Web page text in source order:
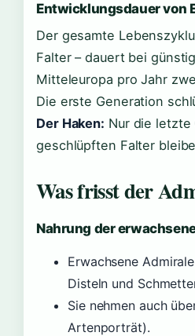
Entwicklungsdauer von
Der gesamte
Falter – dauert bei
Mitteleuropa pro Jahr
Die erste Generation
Der Haken: Nur die letzte
geschlüpften Falter
Was frisst der
Nahrung der
Erwachsene
Disteln und
Sie nehmen auch
Artenporträt).